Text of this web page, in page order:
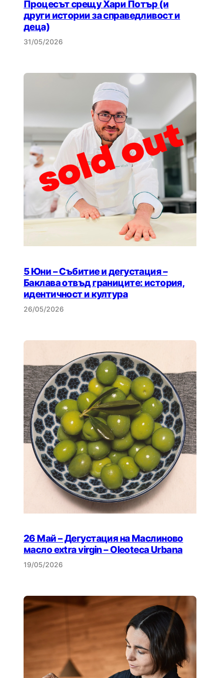
Процесът срещу Хари Потър (и
други истории за справедливост и
деца)
31/05/2026
5 Юни – Събитие и дегустация –
Баклава отвъд границите: история,
идентичност и култура
26/05/2026
26 Май – Дегустация на Маслиново
масло extra virgin – Oleoteca Urbana
19/05/2026